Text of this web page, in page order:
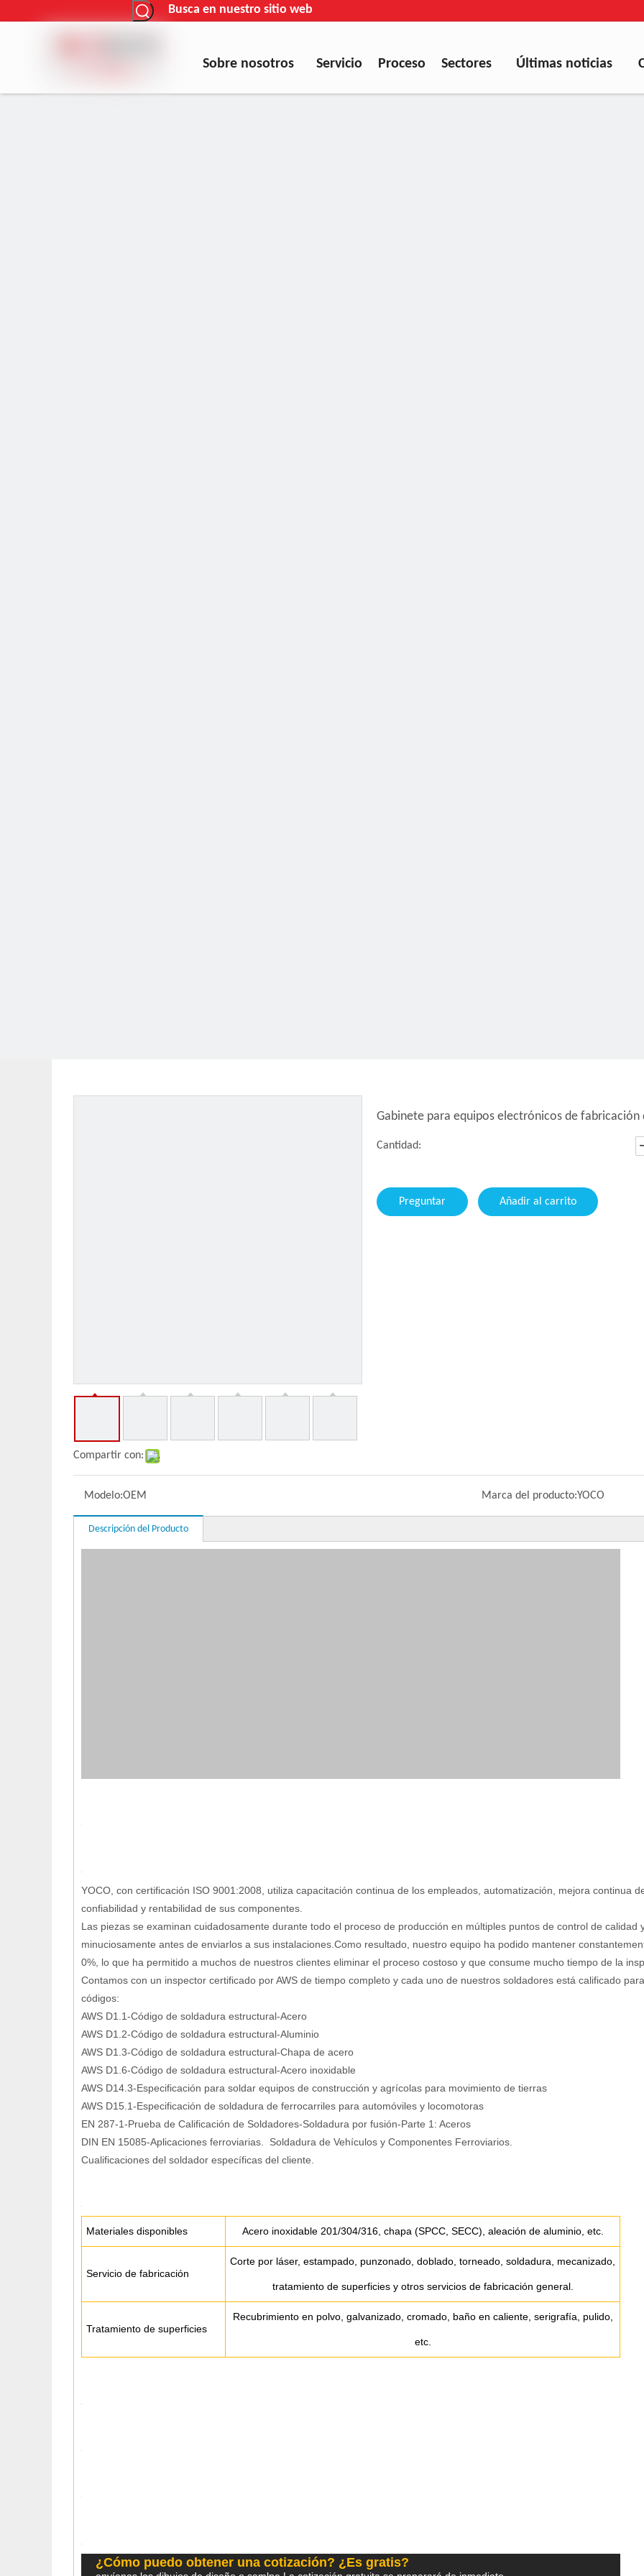
Busca en nuestro sitio web
Sobre nosotros Servicio Proceso Sectores Últimas noticias
Compartir con:
Gabinete para equipos electrónicos de fabricación
Cantidad:
Preguntar Añadir al carrito
Modelo:OEM Marca del producto:YOCO
Descripción del Producto
YOCO, con certificación ISO 9001:2008, utiliza capacitación continua de los empleados, automatización, mejora continua
confiabilidad y rentabilidad de sus componentes.
Las piezas se examinan cuidadosamente durante todo el proceso de producción en múltiples puntos de control de
minuciosamente antes de enviarlos a sus instalaciones.Como resultado, nuestro equipo ha podido mantener
0%, lo que ha permitido a muchos de nuestros clientes eliminar el proceso costoso y que consume mucho tiempo de la
Contamos con un inspector certificado por AWS de tiempo completo y cada uno de nuestros soldadores está calificado
códigos:
AWS D1.1-Código de soldadura estructural-Acero
AWS D1.2-Código de soldadura estructural-Aluminio
AWS D1.3-Código de soldadura estructural-Chapa de acero
AWS D1.6-Código de soldadura estructural-Acero inoxidable
AWS D14.3-Especificación para soldar equipos de construcción y agrícolas para movimiento de tierras
AWS D15.1-Especificación de soldadura de ferrocarriles para automóviles y locomotoras
EN 287-1-Prueba de Calificación de Soldadores-Soldadura por fusión-Parte 1: Aceros
DIN EN 15085-Aplicaciones ferroviarias. Soldadura de Vehículos y Componentes Ferroviarios.
Cualificaciones del soldador específicas del cliente.
Materiales disponibles Acero inoxidable 201/304/316, chapa (SPCC, SECC), aleación de aluminio, etc.
Servicio de fabricación
Corte por láser, estampado, punzonado, doblado, torneado, soldadura, mecanizado,
tratamiento de superficies y otros servicios de fabricación general.
Tratamiento de superficies
Recubrimiento en polvo, galvanizado, cromado, baño en caliente, serigrafía, pulido,
etc.
¿Cómo puedo obtener una cotización? ¿Es gratis?